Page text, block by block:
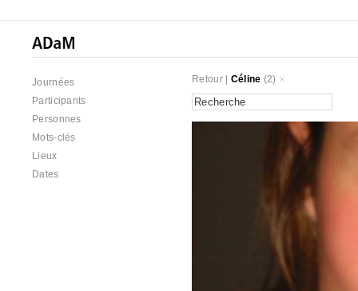
Journées
Participants
Personnes
Mots-clés
Lieux
Dates
Retour| Céline (2)